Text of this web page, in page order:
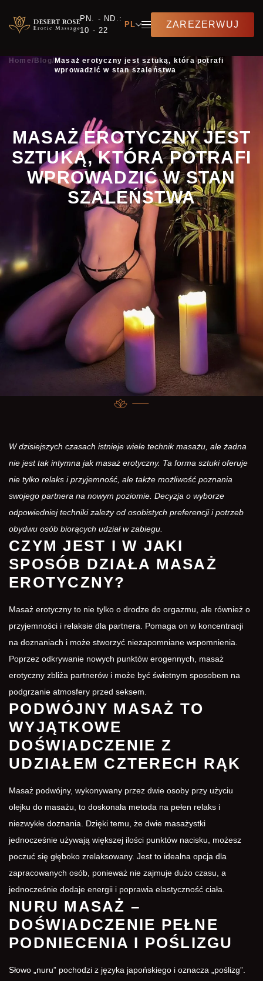
PN. - ND.:
10 - 22
PL ZAREZERWUJ
Home/ Blog/ Masaż erotyczny jest sztuką, która potrafi
wprowadzić w stan szaleństwa
MASAŻ EROTYCZNY JEST
SZTUKĄ, KTÓRA POTRAFI
WPROWADZIĆ W STAN
SZALEŃSTWA
W dzisiejszych czasach istnieje wiele technik masażu, ale żadna
nie jest tak intymna jak masaż erotyczny. Ta forma sztuki oferuje
nie tylko relaks i przyjemność, ale także możliwość poznania
swojego partnera na nowym poziomie. Decyzja o wyborze
odpowiedniej techniki zależy od osobistych preferencji i potrzeb
obydwu osób biorących udział w zabiegu.
CZYM JEST I W JAKI
SPOSÓB DZIAŁA MASAŻ
EROTYCZNY?
Masaż erotyczny to nie tylko o drodze do orgazmu, ale również o
przyjemności i relaksie dla partnera. Pomaga on w koncentracji
na doznaniach i może stworzyć niezapomniane wspomnienia.
Poprzez odkrywanie nowych punktów erogennych, masaż
erotyczny zbliża partnerów i może być świetnym sposobem na
podgrzanie atmosfery przed seksem.
PODWÓJNY MASAŻ TO
WYJĄTKOWE
DOŚWIADCZENIE Z
UDZIAŁEM CZTERECH RĄK
Masaż podwójny, wykonywany przez dwie osoby przy użyciu
olejku do masażu, to doskonała metoda na pełen relaks i
niezwykłe doznania. Dzięki temu, że dwie masażystki
jednocześnie używają większej ilości punktów nacisku, możesz
poczuć się głęboko zrelaksowany. Jest to idealna opcja dla
zapracowanych osób, ponieważ nie zajmuje dużo czasu, a
jednocześnie dodaje energii i poprawia elastyczność ciała.
NURU MASAŻ –
DOŚWIADCZENIE PEŁNE
PODNIECENIA I POŚLIZGU
Słowo „nuru” pochodzi z języka japońskiego i oznacza „poślizg”.